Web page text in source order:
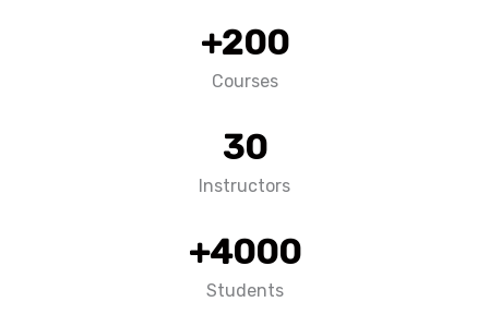
Courses
200
+
Instructors
Students
4000
+